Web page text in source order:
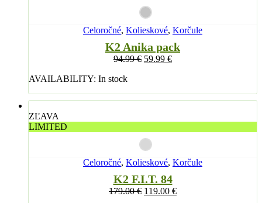
Celoročné, Kolieskové, Korčule
K2 Anika pack
94.99€ 59.99 €
AVAILABILITY: In stock
ZĽAVA
LIMITED
Celoročné, Kolieskové, Korčule
K2 F.I.T. 84
179.00€ 119.00 €